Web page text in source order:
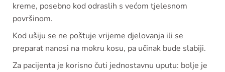
kreme, posebno kod odraslih s većom tjelesnom
površinom.
Kod ušiju se ne poštuje vrijeme djelovanja ili se
preparat nanosi na mokru kosu, pa učinak bude slabiji.
Za pacijenta je korisno čuti jednostavnu uputu: bolje je